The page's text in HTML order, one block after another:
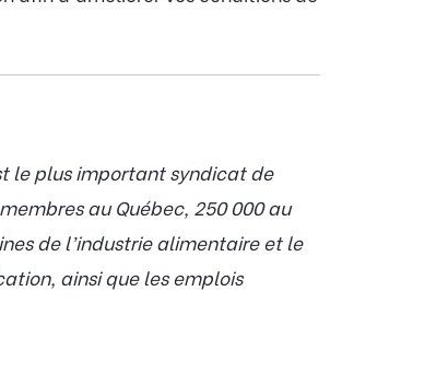
le plus important syndicat de
au Québec, 250 000 au
de l’industrie alimentaire et le
ainsi que les emplois